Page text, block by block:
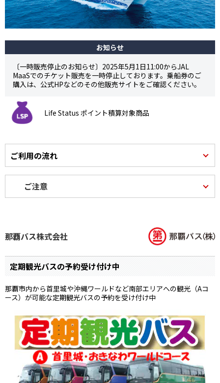
お知らせ
〔一時販売停止のお知らせ〕2025年5月1日11:00からJAL
MaaSでのチケット販売を一時停止しております。乗船券のご
購入は、公式HPなどのその他販売サイトをご確認ください。
Life Status ポイント積算対象商品
ご利用の流れ
ご注意
那覇バス株式会社
定期観光バスの予約受け付け中
那覇市内から首里城や沖縄ワールドなど南部エリアへの観光（Aコ
ース）が可能な定期観光バスの予約を受け付け中